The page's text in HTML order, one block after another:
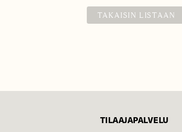
TAKAISIN LISTAAN
TILAAJAPALVELU